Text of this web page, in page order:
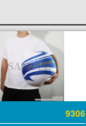
9306